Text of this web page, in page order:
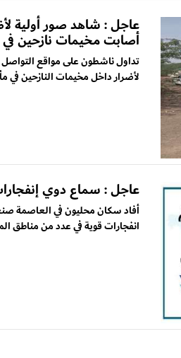
عاجل : شاهد صور أولية
أصابت مخيمات نازحين
تداول ناشطون على مواقع التواصل
لأضرار داخل مخيمات النازحين في
عاجل : سماع دوي
أفاد سكان محليون في العاصمة
انفجارات قوية في عدد من مناطق